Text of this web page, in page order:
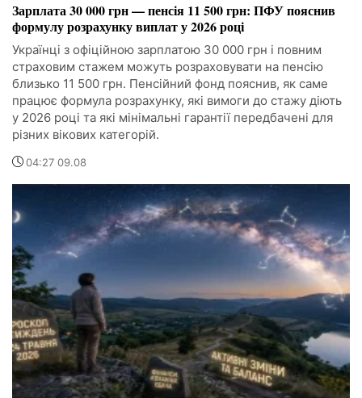
Зарплата 30 000 грн — пенсія 11 500 грн: ПФУ пояснив
формулу розрахунку виплат у 2026 році
Українці з офіційною зарплатою 30 000 грн і повним
страховим стажем можуть розраховувати на пенсію
близько 11 500 грн. Пенсійний фонд пояснив, як саме
працює формула розрахунку, які вимоги до стажу діють
у 2026 році та які мінімальні гарантії передбачені для
різних вікових категорій.
04:27 09.08